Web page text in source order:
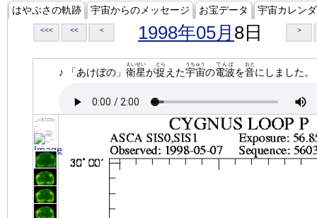
はやぶさの軌跡 宇宙からのメッセージ お宝データ 宇宙カレン
<<< << < 1998年05月 8日 >
♪ 「あけぼの」 衛星
えいせい
が捉
とら
えた宇宙
うちゅう
の電波
でんぱ
を音
おと
にしました。